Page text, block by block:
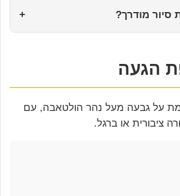
מודרך? +
הגעה
על גבעה מעל נהר הולטאבה, עם
ציבורית או ברגל.